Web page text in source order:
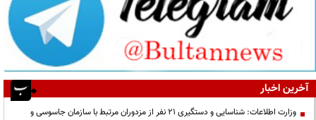
آخرین اخبار
وزارت اطلاعات: شناسایی و دستگیری ۲۱ نفر از مزدوران مرتبط با سازمان جاسوسی و